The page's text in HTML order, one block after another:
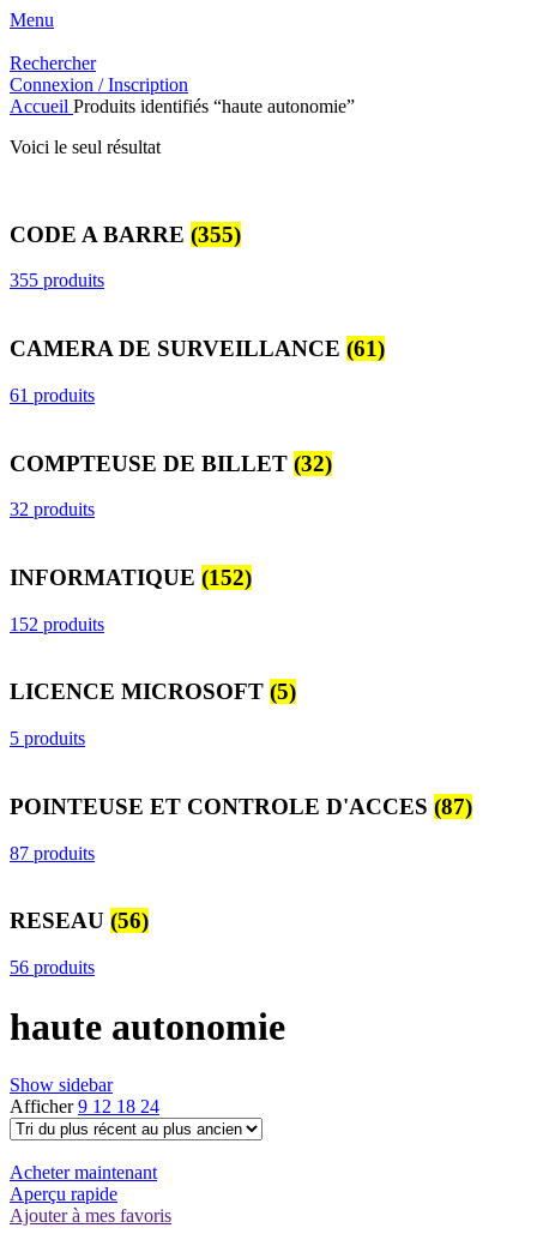
Menu
Rechercher
Connexion / Inscription
Accueil Produits identifiés “haute autonomie”
Voici le seul résultat
CODE A BARRE (355)
355 produits
CAMERA DE SURVEILLANCE (61)
61 produits
COMPTEUSE DE BILLET (32)
32 produits
INFORMATIQUE (152)
152 produits
LICENCE MICROSOFT (5)
5 produits
POINTEUSE ET CONTROLE D'ACCES (87)
87 produits
RESEAU (56)
56 produits
haute autonomie
Show sidebar
Afficher9 12 18 24
Acheter maintenant
Aperçu rapide
Ajouter à mes favoris